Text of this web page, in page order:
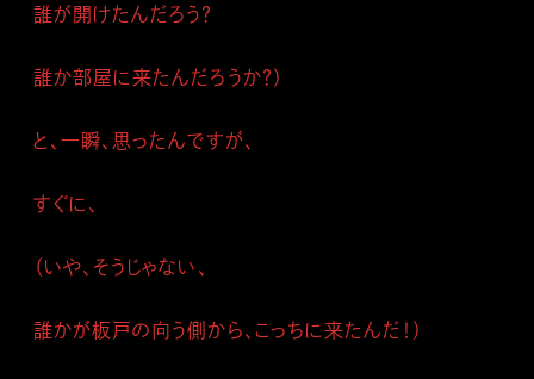
誰が開けたんだろう？
誰か部屋に来たんだろうか？）
と、一瞬、思ったんですが、
すぐに、
（いや、そうじゃない、
誰かが板戸の向う側から、こっちに来たんだ！）